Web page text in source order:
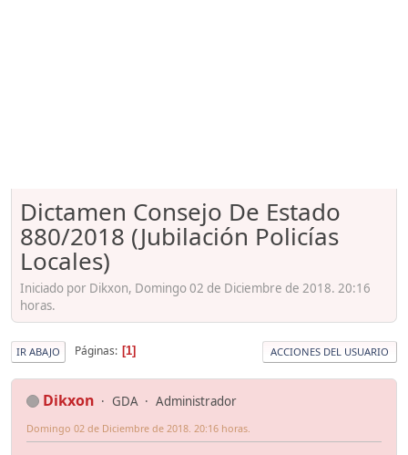
Dictamen Consejo De Estado
880/2018 (Jubilación Policías
Locales)
Iniciado por Dikxon, Domingo 02 de Diciembre de 2018. 20:16
horas.
IR ABAJO Páginas 1 ACCIONES DEL USUARIO
Dikxon GDA Administrador
Domingo 02 de Diciembre de 2018. 20:16 horas.